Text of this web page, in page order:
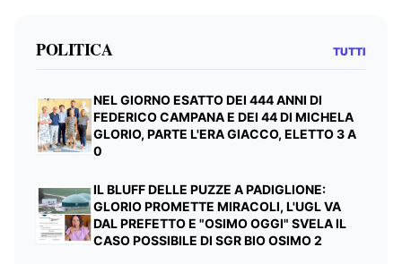
POLITICA TUTTI
NEL GIORNO ESATTO DEI 444 ANNI DI
FEDERICO CAMPANA E DEI 44 DI MICHELA
GLORIO, PARTE L'ERA GIACCO, ELETTO 3 A
0
IL BLUFF DELLE PUZZE A PADIGLIONE:
GLORIO PROMETTE MIRACOLI, L'UGL VA
DAL PREFETTO E "OSIMO OGGI" SVELA IL
CASO POSSIBILE DI SGR BIO OSIMO 2